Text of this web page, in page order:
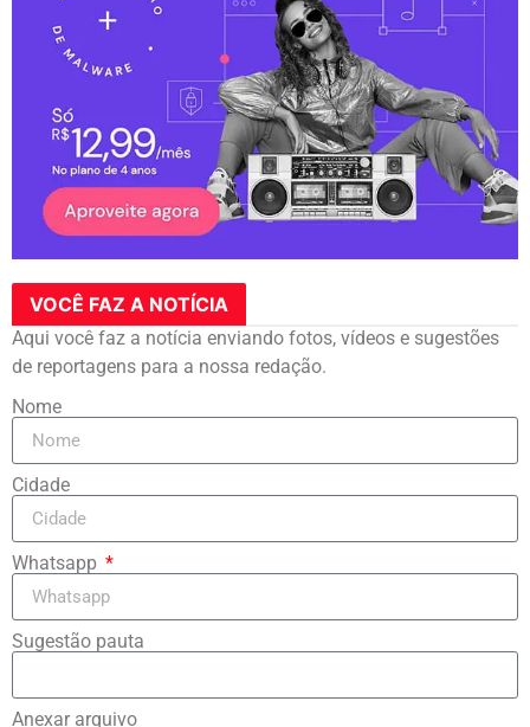
VOCÊ FAZ A NOTÍCIA
Aqui você faz a notícia enviando fotos, vídeos e sugestões
de reportagens para a nossa redação.
Nome
Cidade
Whatsapp
Sugestão pauta
Anexar arquivo